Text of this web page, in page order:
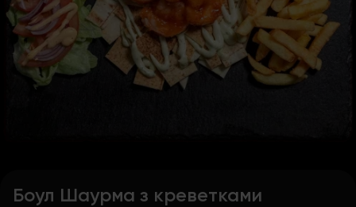
Боул Шаурма з креветками